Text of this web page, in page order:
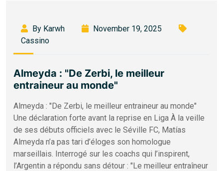
By Karwh
November 19, 2025
Cassino
Almeyda : "De Zerbi, le meilleur
entraineur au monde"
Almeyda : "De Zerbi, le meilleur entraineur au monde"
Une déclaration forte avant la reprise en Liga À la veille
de ses débuts officiels avec le Séville FC, Matías
Almeyda n’a pas tari d’éloges son homologue
marseillais. Interrogé sur les coachs qui l’inspirent,
l’Argentin a répondu sans détour : "Le meilleur entraîneur